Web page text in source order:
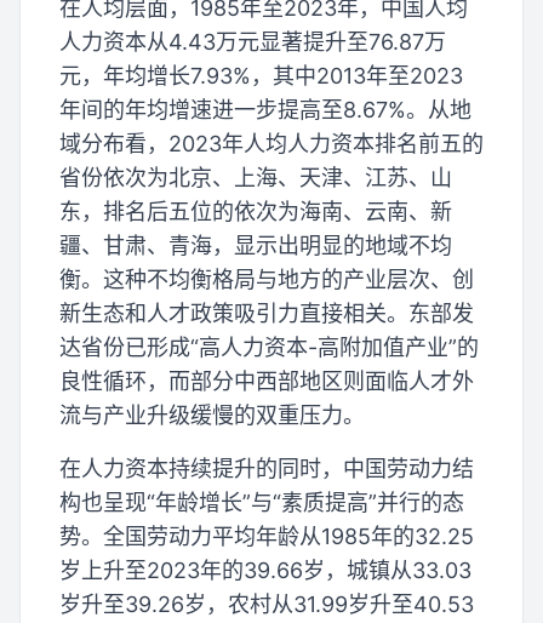
在人均层面，1985年至2023年，中国人均
人力资本从4.43万元显著提升至76.87万
元，年均增长7.93%，其中2013年至2023
年间的年均增速进一步提高至8.67%。从地
域分布看，2023年人均人力资本排名前五的
省份依次为北京、上海、天津、江苏、山
东，排名后五位的依次为海南、云南、新
疆、甘肃、青海，显示出明显的地域不均
衡。这种不均衡格局与地方的产业层次、创
新生态和人才政策吸引力直接相关。东部发
达省份已形成“高人力资本-高附加值产业”的
良性循环，而部分中西部地区则面临人才外
流与产业升级缓慢的双重压力。
在人力资本持续提升的同时，中国劳动力结
构也呈现“年龄增长”与“素质提高”并行的态
势。全国劳动力平均年龄从1985年的32.25
岁上升至2023年的39.66岁，城镇从33.03
岁升至39.26岁，农村从31.99岁升至40.53